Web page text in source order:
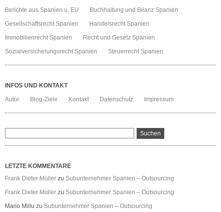
Berichte aus Spanien u. EU
Buchhaltung und Bilanz Spanien
Gesellschaftsrecht Spanien
Handelsrecht Spanien
Immobilienrecht Spanien
Recht und Gesetz Spanien
Sozialversicherungsrecht Spanien
Steuerrecht Spanien
INFOS UND KONTAKT
Autor
Blog-Ziele Kontakt Datenschutz Impressum
LETZTE KOMMENTARE
Frank Dieter Müller zu Subunternehmer Spanien – Outsourcing
Frank Dieter Müller zu Subunternehmer Spanien – Outsourcing
Mario Millu zu Subunternehmer Spanien – Outsourcing